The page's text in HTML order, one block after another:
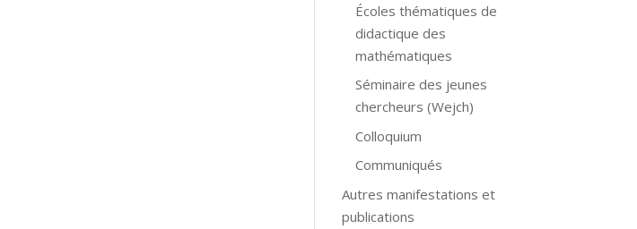
Écoles thématiques de
didactique des
mathématiques
Séminaire des jeunes
chercheurs (Wejch)
Colloquium
Communiqués
Autres manifestations et
publications